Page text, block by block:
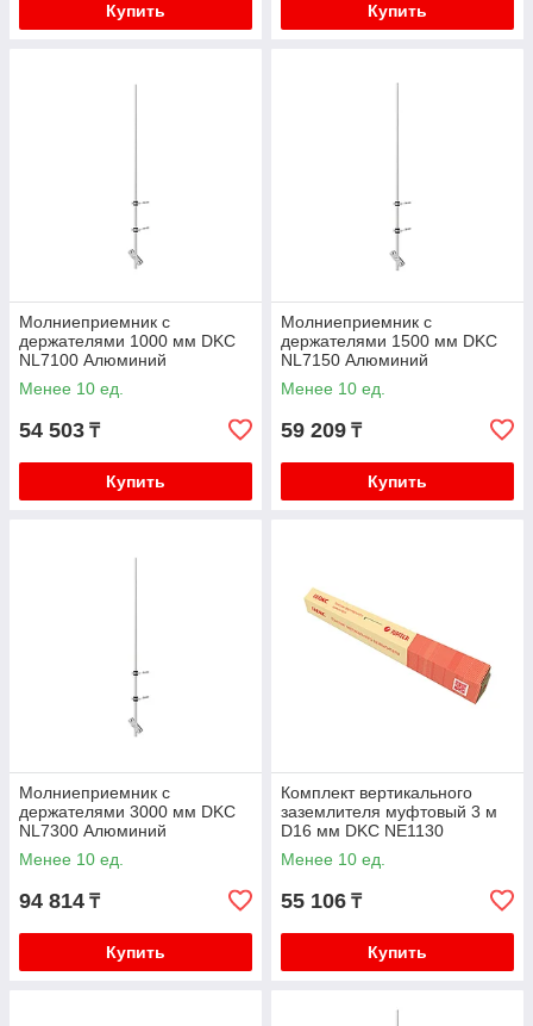
Купить Купить
Молниеприемник с
держателями 1000 мм DKC
NL7100 Алюминий
Менее 10 ед.
54 503 ₸
Купить
Молниеприемник с
держателями 1500 мм DKC
NL7150 Алюминий
Менее 10 ед.
59 209 ₸
Купить
Молниеприемник с
держателями 3000 мм DKC
NL7300 Алюминий
Менее 10 ед.
94 814 ₸
Купить
Комплект вертикального
заземлителя муфтовый 3 м
D16 мм DKC NE1130
Горячеоцинкованная сталь
Менее 10 ед.
55 106 ₸
Купить